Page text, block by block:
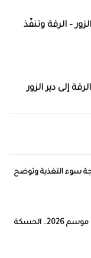
– الرقة وتنفّذ
إلى دير الزور
سوء التغذية وتوضح
قفزة في إنتاج القمح السوري خلال موسم 2026.. الحسكة